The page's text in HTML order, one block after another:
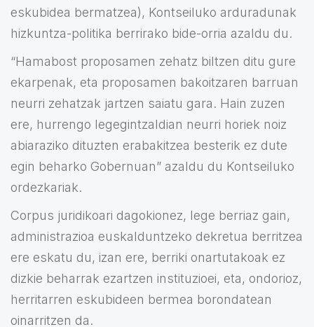
eskubidea bermatzea), Kontseiluko arduradunak
hizkuntza-politika berrirako bide-orria azaldu du.
“Hamabost proposamen zehatz biltzen ditu gure
ekarpenak, eta proposamen bakoitzaren barruan
neurri zehatzak jartzen saiatu gara. Hain zuzen
ere, hurrengo legegintzaldian neurri horiek noiz
abiaraziko dituzten erabakitzea besterik ez dute
egin beharko Gobernuan” azaldu du Kontseiluko
ordezkariak.
Corpus juridikoari dagokionez, lege berriaz gain,
administrazioa euskalduntzeko dekretua berritzea
ere eskatu du, izan ere, berriki onartutakoak ez
dizkie beharrak ezartzen instituzioei, eta, ondorioz,
herritarren eskubideen bermea borondatean
oinarritzen da.